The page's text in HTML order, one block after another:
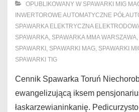
OPUBLIKOWANY W SPAWARKI MIG
INWERTOROWE AUTOMATYCZNE
SPAWARKA ELEKTRYCZNA
SPAWARKA, SPAWARKA MMA WARSZAWA,
SPAWARKI , SPAWARKI MAG, SPAWARKI
SPAWARKI TIG
Cennik Spawarka Toruń
ewangelizującą iksem
łaskarzewianinkanię.